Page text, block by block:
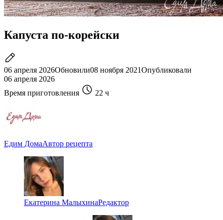
Капуста по-корейски
06 апреля 2026Обновили08 ноября 2021Опубликовали
06 апреля 2026
Время приготовления
22 ч
Едим ДомаАвтор рецепта
Екатерина МалыхинаРедактор